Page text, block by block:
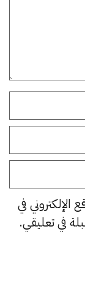
الإلكتروني في
في تعليقي.